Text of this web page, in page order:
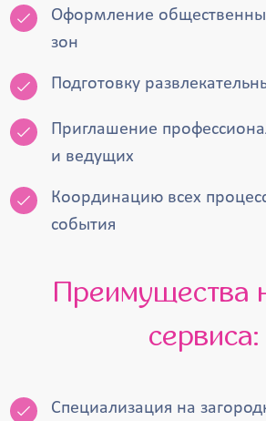
Оформление
зон
Подготовку
Приглашение
и ведущих
Координацию всех
события
Преимущества нашего
сервиса:
Специализация на